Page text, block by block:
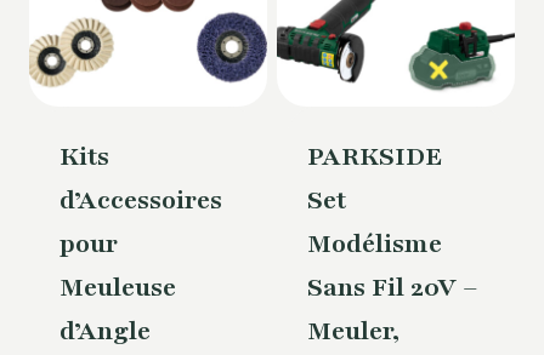
Kits
d’Accessoires
pour
Meuleuse
d’Angle
PARKSIDE
Set
Modélisme
Sans Fil 20V –
Meuler,